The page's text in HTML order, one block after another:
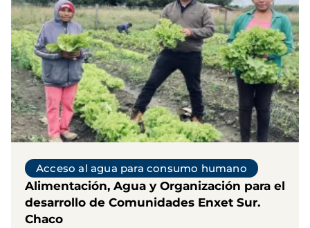
Acceso al agua para consumo humano
Alimentación, Agua y Organización para el
desarrollo de Comunidades Enxet Sur.
Chaco